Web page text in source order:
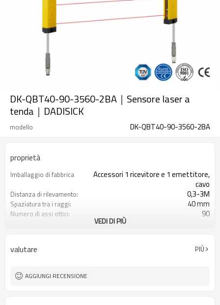
DK-QBT40-90-3560-2BA｜Sensore laser a
tenda｜DADISICK
modello DK-QBT40-90-3560-2BA
proprietà
Imballaggio di fabbrica
Accessori 1 ricevitore e 1 emettitore,
cavo
Distanza di rilevamento: 0,3-3M
Spaziatura tra i raggi: 40 mm
Numero di assi ottici: 90
Spina di interfaccia Dotato di connettore M8
VEDI DI PIÙ
valutare PIÙ
AGGIUNGI RECENSIONE